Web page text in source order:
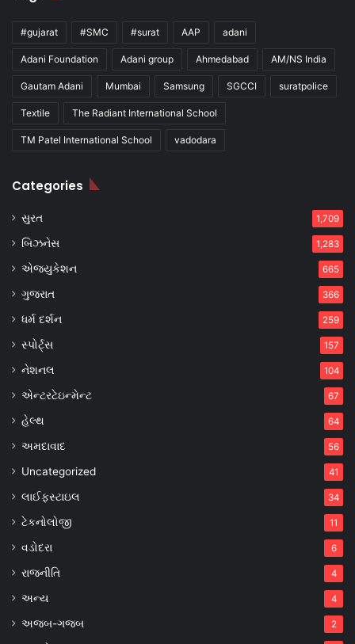
#gujarat #SMC #surat AAP adani
Adani Foundation Adani group Ahmedabad AM/NS India
Gautam Adani Mumbai Samsung SGCCI suratpolice
Textile The Radiant International School
TM Patel International School vadodara
Categories
સુરત 1,709
બિઝનેસ 1,283
એજ્યુકેશન 665
ગુજરાત 366
ધર્મ દર્શન 259
સ્પોર્ટ્સ 157
નેશનલ 104
એન્ટરટેઇન્મેન્ટ 67
હેલ્થ 64
અમદાવાદ 56
Uncategorized 41
લાઈફસ્ટાઇલ 34
ટેકનોલોજી 11
વડોદરા 6
રાજનીતિ 4
અન્ય 4
અજબ-ગજબ 2